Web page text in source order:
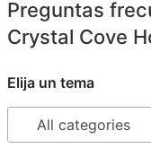
Preguntas
Crystal Cove
Elija un tema